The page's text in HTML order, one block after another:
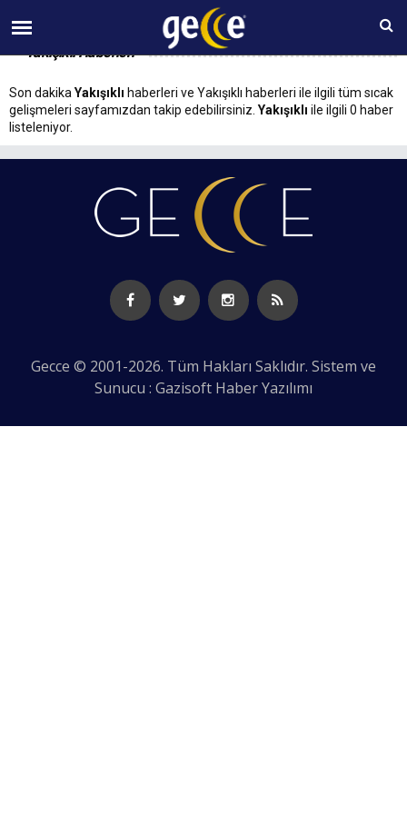
08 AĞUSTOS Cumartesi 07:12
Yakışıklı Haberleri
Son dakika Yakışıklı haberleri ve Yakışıklı haberleri ile ilgili tüm sıcak
gelişmeleri sayfamızdan takip edebilirsiniz. Yakışıklı ile ilgili 0 haber
listeleniyor.
Gecce © 2001-2026. Tüm Hakları Saklıdır. Sistem ve
Sunucu : Gazisoft Haber Yazılımı